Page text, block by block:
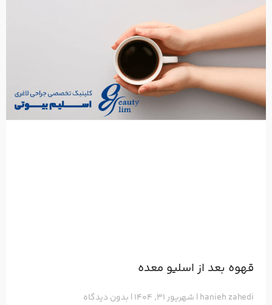
قهوه بعد از اسلیو معده
hanieh zahedi شهریور ۳۱, ۱۴۰۴ بدون دیدگاه